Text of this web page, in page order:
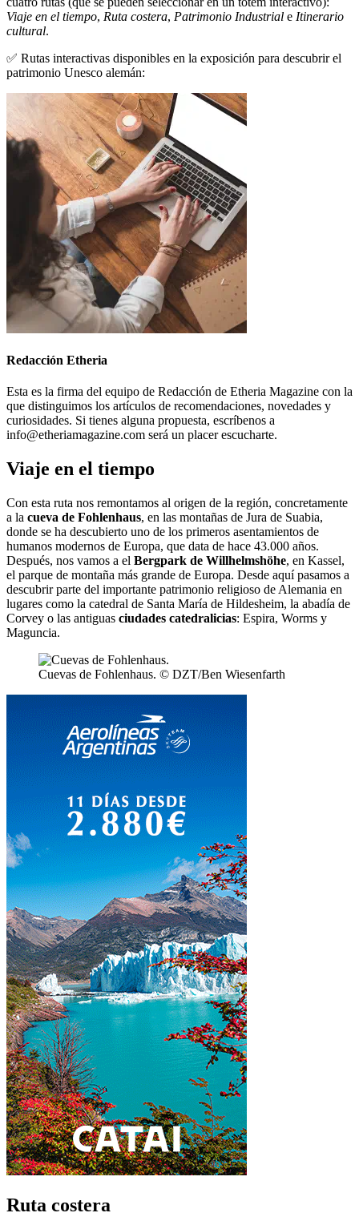
Viaje en el tiempo, Ruta costera, Patrimonio Industrial e Itinerario
cultural.
✅ Rutas interactivas disponibles en la exposición para descubrir el
patrimonio Unesco alemán:
Redacción Etheria
Esta es la firma del equipo de Redacción de Etheria Magazine con la
que distinguimos los artículos de recomendaciones, novedades y
curiosidades. Si tienes alguna propuesta, escríbenos a
info@etheriamagazine.com será un placer escucharte.
Viaje en el tiempo
Con esta ruta nos remontamos al origen de la región, concretamente
a la cueva de Fohlenhaus, en las montañas de Jura de Suabia,
donde se ha descubierto uno de los primeros asentamientos de
humanos modernos de Europa, que data de hace 43.000 años.
Después, nos vamos a el Bergpark de Willhelmshöhe, en Kassel,
el parque de montaña más grande de Europa. Desde aquí pasamos a
descubrir parte del importante patrimonio religioso de Alemania en
lugares como la catedral de Santa María de Hildesheim, la abadía de
Corvey o las antiguas ciudades catedralicias: Espira, Worms y
Maguncia.
Cuevas de Fohlenhaus. © DZT/Ben Wiesenfarth
Ruta costera